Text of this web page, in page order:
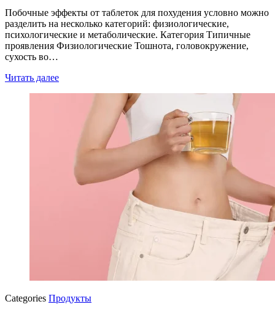
Побочные эффекты от таблеток для похудения условно можно
разделить на несколько категорий: физиологические,
психологические и метаболические. Категория Типичные
проявления Физиологические Тошнота, головокружение,
сухость во…
Читать далее
Categories Продукты